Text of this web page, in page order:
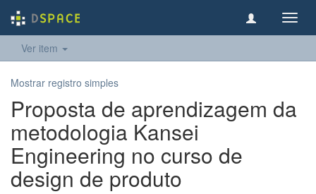
Ver item
Mostrar registro simples
Proposta de aprendizagem da
metodologia Kansei
Engineering no curso de
design de produto